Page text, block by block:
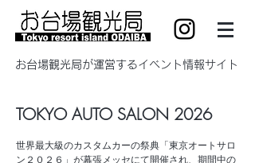
​お台場観光局が運営するイベント情報サイト
TOKYO AUTO SALON 2026
世界最大級のカスタムカーの祭典「東京オートサロ
ン２０２６」が幕張メッセにて開催され、 期間中の